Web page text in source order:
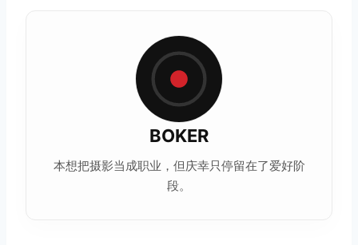
BOKER
本想把摄影当成职业，但庆幸只停留在了爱好阶
段。